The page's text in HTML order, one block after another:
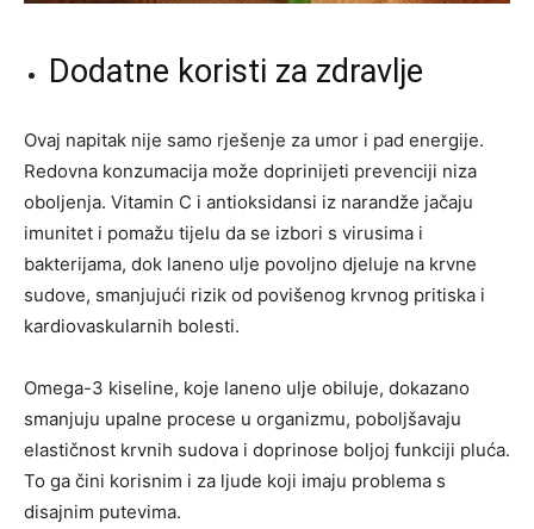
Dodatne koristi za zdravlje
Ovaj napitak nije samo rješenje za umor i pad energije.
Redovna konzumacija može doprinijeti prevenciji niza
oboljenja. Vitamin C i antioksidansi iz narandže jačaju
imunitet i pomažu tijelu da se izbori s virusima i
bakterijama, dok laneno ulje povoljno djeluje na krvne
sudove, smanjujući rizik od povišenog krvnog pritiska i
kardiovaskularnih bolesti.
Omega-3 kiseline, koje laneno ulje obiluje, dokazano
smanjuju upalne procese u organizmu, poboljšavaju
elastičnost krvnih sudova i doprinose boljoj funkciji pluća.
To ga čini korisnim i za ljude koji imaju problema s
disajnim putevima.